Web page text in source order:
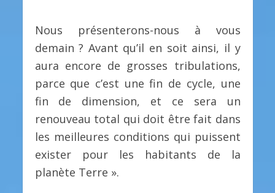
Nous présenterons-nous à vous
demain ? Avant qu’il en soit ainsi, il y
aura encore de grosses tribulations,
parce que c’est une fin de cycle, une
fin de dimension, et ce sera un
renouveau total qui doit être fait dans
les meilleures conditions qui puissent
exister pour les habitants de la
planète Terre ».